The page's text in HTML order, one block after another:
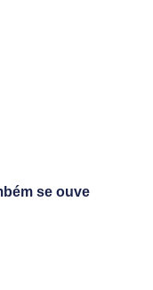
se ouve